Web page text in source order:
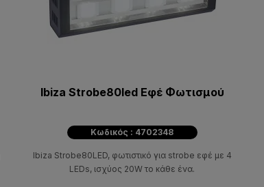
Ibiza Strobe80led Εφέ Φωτισμού
Κωδικός : 4702348
Ibiza Strobe80LED, φωτιστικό για strobe εφέ με 4
LEDs, ισχύος 20W το κάθε ένα.